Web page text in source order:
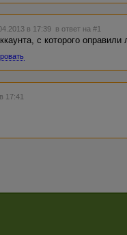
в 17:39 в ответ на #1
с которого
17:41